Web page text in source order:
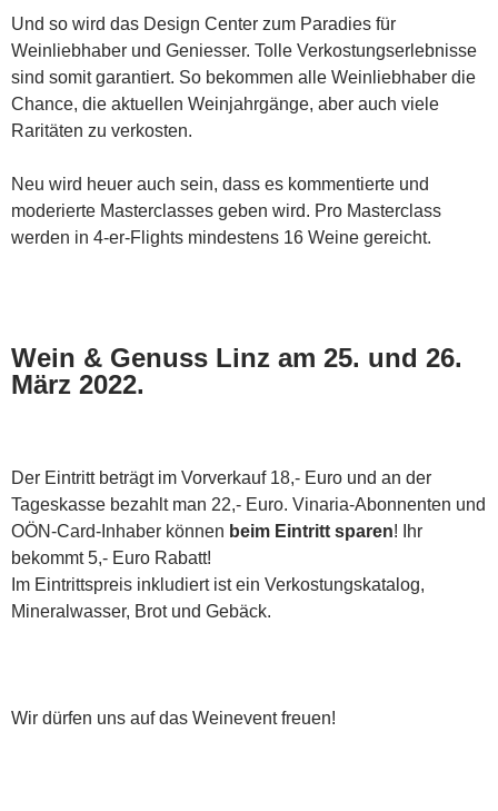
Und so wird das Design Center zum Paradies für
Weinliebhaber und Geniesser. Tolle Verkostungserlebnisse
sind somit garantiert. So bekommen alle Weinliebhaber die
Chance, die aktuellen Weinjahrgänge, aber auch viele
Raritäten zu verkosten.
Neu wird heuer auch sein, dass es kommentierte und
moderierte Masterclasses geben wird. Pro Masterclass
werden in 4-er-Flights mindestens 16 Weine gereicht.
Wein & Genuss Linz am 25. und 26.
März 2022.
Der Eintritt beträgt im Vorverkauf 18,- Euro und an der
Tageskasse bezahlt man 22,- Euro. Vinaria-Abonnenten und
OÖN-Card-Inhaber können beim Eintritt sparen! Ihr
bekommt 5,- Euro Rabatt!
Im Eintrittspreis inkludiert ist ein Verkostungskatalog,
Mineralwasser, Brot und Gebäck.
Wir dürfen uns auf das Weinevent freuen!